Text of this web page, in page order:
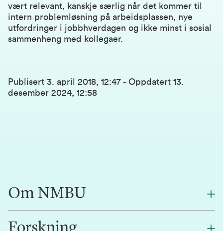
vært relevant, kanskje særlig når det kommer til
intern problemløsning på arbeidsplassen, nye
utfordringer i jobbhverdagen og ikke minst i sosial
sammenheng med kollegaer.
Publisert 3. april 2018, 12:47 - Oppdatert 13.
desember 2024, 12:58
Om NMBU
Om oss